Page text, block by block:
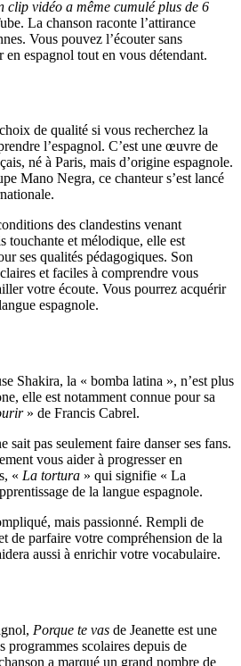
clip vidéo a même cumulé plus de 6
La chanson raconte l’attirance
Vous pouvez l’écouter sans
espagnol tout en vous détendant.
de qualité si vous recherchez la
l’espagnol. C’est une œuvre de
né à Paris, mais d’origine espagnole.
Mano Negra, ce chanteur s’est lancé
des clandestins venant
touchante et mélodique, elle est
ses qualités pédagogiques. Son
et faciles à comprendre vous
votre écoute. Vous pourrez acquérir
espagnole.
Shakira, la « bomba latina », n’est plus
elle est notamment connue pour sa
» de Francis Cabrel.
sait pas seulement faire danser ses fans.
vous aider à progresser en
« La tortura » qui signifie « La
de la langue espagnole.
mais passionné. Rempli de
de parfaire votre compréhension de la
aussi à enrichir votre vocabulaire.
Porque te vas de Jeanette est une
programmes scolaires depuis de
a marqué un grand nombre de